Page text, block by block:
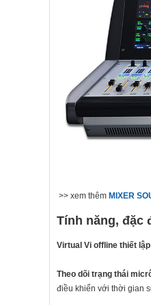
>> xem thêm MIXER
Tính năng, đặc
Virtual Vi offline thiết lập
Theo dõi trạng thái
điều khiển với thời gian